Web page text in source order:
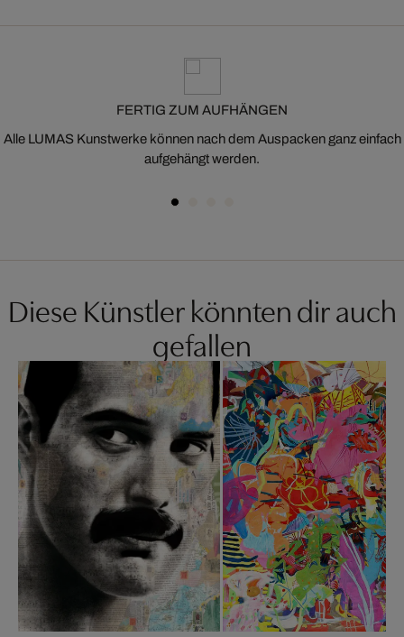
FERTIG ZUM AUFHÄNGEN
Alle LUMAS Kunstwerke können nach dem Auspacken ganz einfach
aufgehängt werden.
Diese Künstler könnten dir auch
gefallen